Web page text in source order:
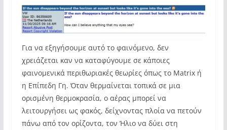
Για να εξηγήσουμε αυτό το φαινόμενο, δεν
χρειάζεται καν να καταφύγουμε σε κάποιες
φαινομενικά περιθωριακές θεωρίες όπως το Matrix ή
η Επίπεδη Γη. Όταν θερμαίνεται τοπικά σε μια
ορισμένη θερμοκρασία, ο αέρας μπορεί να
λειτουργήσει ως φακός, δείχνοντας πλοία να πετούν
πάνω από τον ορίζοντα, τον Ήλιο να δύει στη